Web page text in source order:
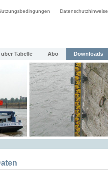
Datenschutzhinweise
Tabelle Abo Downloads